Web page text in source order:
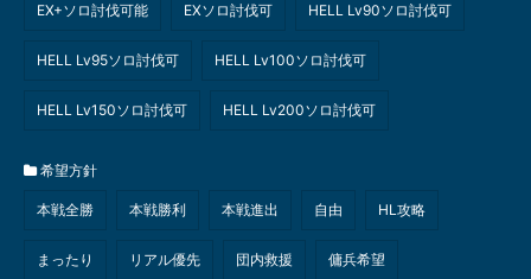
EX+ソロ討伐可能 EXソロ討伐可 HELL Lv90ソロ討伐可
HELL Lv95ソロ討伐可 HELL Lv100ソロ討伐可
HELL Lv150ソロ討伐可 HELL Lv200ソロ討伐可
希望方針
本戦全勝 本戦勝利 本戦進出 自由 HL攻略
まったり リアル優先 団内救援 傭兵希望